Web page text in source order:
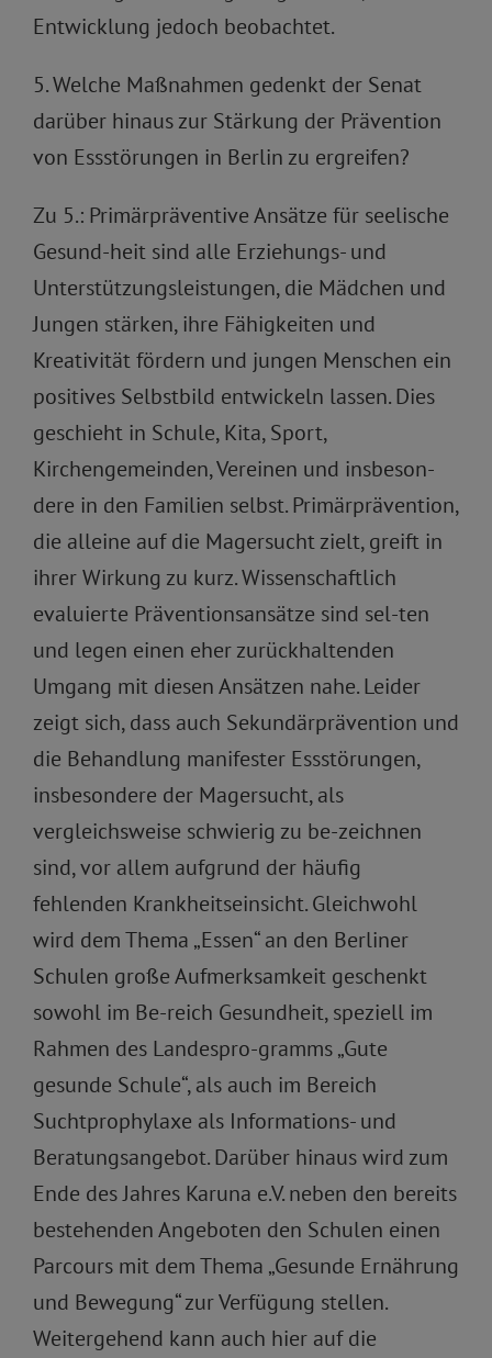
Entwicklung jedoch beobachtet.
5. Welche Maßnahmen gedenkt der Senat
darüber hinaus zur Stärkung der Prävention
von Essstörungen in Berlin zu ergreifen?
Zu 5.: Primärpräventive Ansätze für seelische
Gesund-heit sind alle Erziehungs- und
Unterstützungsleistungen, die Mädchen und
Jungen stärken, ihre Fähigkeiten und
Kreativität fördern und jungen Menschen ein
positives Selbstbild entwickeln lassen. Dies
geschieht in Schule, Kita, Sport,
Kirchengemeinden, Vereinen und insbeson-
dere in den Familien selbst. Primärprävention,
die alleine auf die Magersucht zielt, greift in
ihrer Wirkung zu kurz. Wissenschaftlich
evaluierte Präventionsansätze sind sel-ten
und legen einen eher zurückhaltenden
Umgang mit diesen Ansätzen nahe. Leider
zeigt sich, dass auch Sekundärprävention und
die Behandlung manifester Essstörungen,
insbesondere der Magersucht, als
vergleichsweise schwierig zu be-zeichnen
sind, vor allem aufgrund der häufig
fehlenden Krankheitseinsicht. Gleichwohl
wird dem Thema „Essen“ an den Berliner
Schulen große Aufmerksamkeit geschenkt
sowohl im Be-reich Gesundheit, speziell im
Rahmen des Landespro-gramms „Gute
gesunde Schule“, als auch im Bereich
Suchtprophylaxe als Informations- und
Beratungsangebot. Darüber hinaus wird zum
Ende des Jahres Karuna e.V. neben den bereits
bestehenden Angeboten den Schulen einen
Parcours mit dem Thema „Gesunde Ernährung
und Bewegung“ zur Verfügung stellen.
Weitergehend kann auch hier auf die